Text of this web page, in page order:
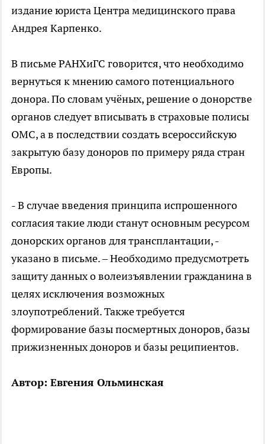
издание юриста Центра медицинского права
Андрея Карпенко.
В письме РАНХиГС говорится, что необходимо
вернуться к мнению самого потенциального
донора. По словам учёных, решение о донорстве
органов следует вписывать в страховые полисы
ОМС, а в последствии создать всероссийскую
закрытую базу доноров по примеру ряда стран
Европы.
- В случае введения принципа испрошенного
согласия такие люди станут основным ресурсом
донорских органов для трансплантации, -
указано в письме. – Необходимо предусмотреть
защиту данных о волеизъявлении гражданина в
целях исключения возможных
злоупотреблений. Также требуется
формирование базы посмертных доноров, базы
прижизненных доноров и базы реципиентов.
Автор: Евгения Ольминская